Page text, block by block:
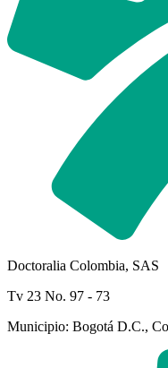
Doctoralia Colombia, SAS
Tv 23 No. 97 - 73
Municipio: Bogotá D.C.,